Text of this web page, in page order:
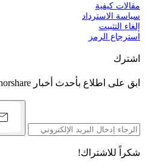
مقالات كيفية
سياسة الاسترداد
إلغاء التثبيت
استرجاع الرمز
اشترك
ابق على اطلاع بأحدث أخبار Tenorshare
شكراً للاشتراك!